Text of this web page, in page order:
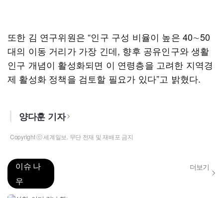
또한 김 연구위원은 “인구 구성 비율이 높은 40∼50
대의 이동 거리가 가장 긴데, 향후 공유인구와 생활
인구 개념이 활성화되면 이 연령층을 고려한 지역경
제 활성화 정책을 검토할 필요가 있다”고 밝혔다.
양다훈 기자
Copyright ⓒ 세계일보. 무단 전재 및 재배포 금지
이슈 나
우
더보기